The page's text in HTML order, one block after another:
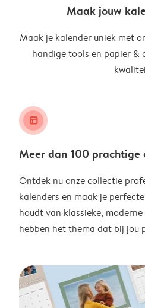
Maak jouw
Maak je kalender uniek met
handige tools en papier &
layout_alt
Meer dan 100 prachtige
Ontdek nu onze collectie
kalenders en maak je
houdt van klassieke,
hebben het thema dat bij jou